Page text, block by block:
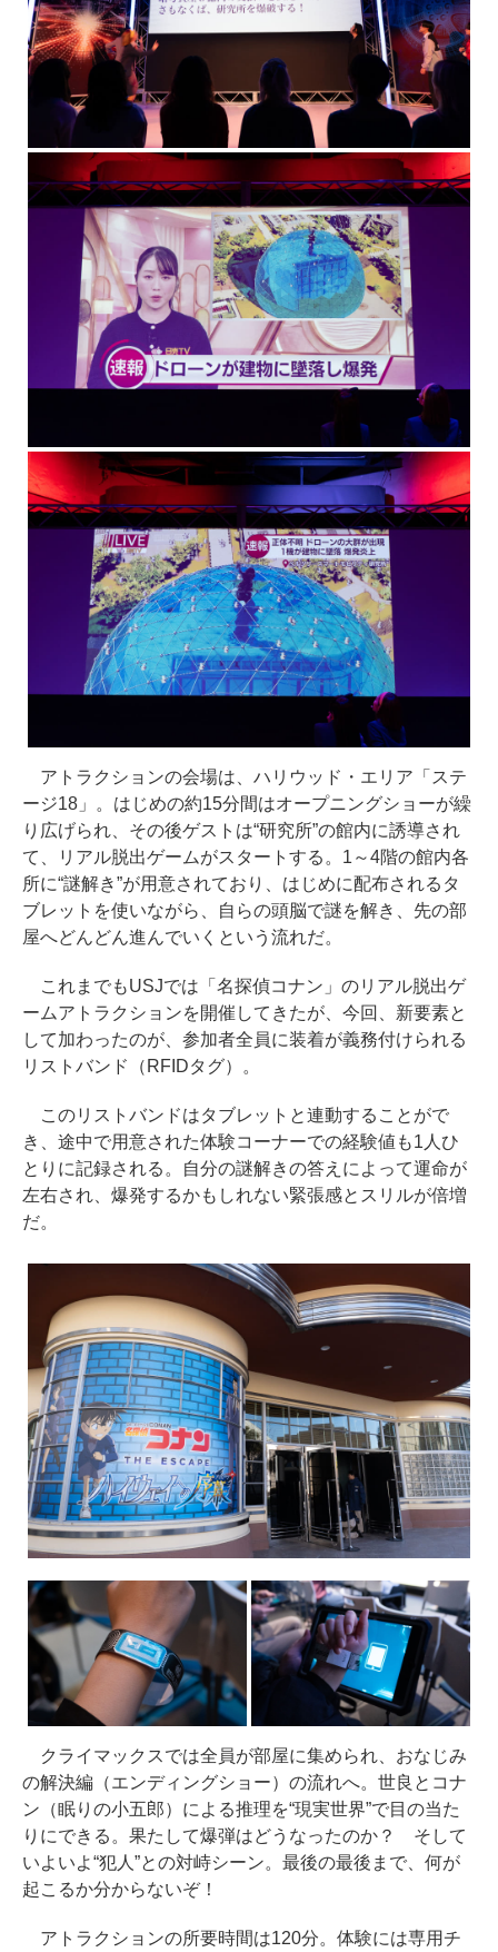
アトラクションの会場は、ハリウッド・エリア「ステ
ージ18」。はじめの約15分間はオープニングショーが繰
り広げられ、その後ゲストは“研究所”の館内に誘導され
て、リアル脱出ゲームがスタートする。1～4階の館内各
所に“謎解き”が用意されており、はじめに配布されるタ
ブレットを使いながら、自らの頭脳で謎を解き、先の部
屋へどんどん進んでいくという流れだ。
これまでもUSJでは「名探偵コナン」のリアル脱出ゲ
ームアトラクションを開催してきたが、今回、新要素と
して加わったのが、参加者全員に装着が義務付けられる
リストバンド（RFIDタグ）。
このリストバンドはタブレットと連動することがで
き、途中で用意された体験コーナーでの経験値も1人ひ
とりに記録される。自分の謎解きの答えによって運命が
左右され、爆発するかもしれない緊張感とスリルが倍増
だ。
クライマックスでは全員が部屋に集められ、おなじみ
の解決編（エンディングショー）の流れへ。世良とコナ
ン（眠りの小五郎）による推理を“現実世界”で目の当た
りにできる。果たして爆弾はどうなったのか？ そして
いよいよ“犯人”との対峙シーン。最後の最後まで、何が
起こるか分からないぞ！
アトラクションの所要時間は120分。体験には専用チ